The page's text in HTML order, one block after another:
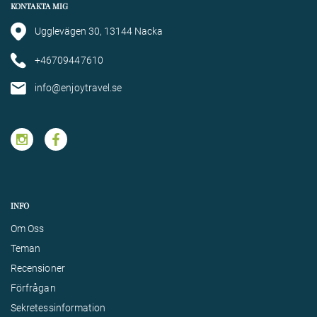
KONTAKTA MIG
Ugglevägen 30, 13144 Nacka
+46709447610
info@enjoytravel.se
INFO
Om Oss
Teman
Recensioner
Förfrågan
Sekretessinformation